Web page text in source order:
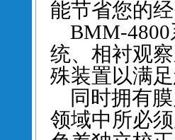
能节省您的
BMM-4800
统、相衬观
殊装置以满
同时拥有
领域中所必